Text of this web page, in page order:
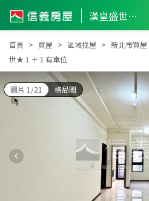
漢皇盛世★１＋１有車位
首頁 買屋 區域找屋 新北市買屋
世★１＋１有車位
圖片 1/21 格局圖